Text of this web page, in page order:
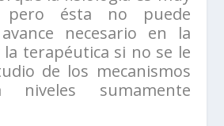
pero ésta no puede
necesario en la
terapéutica si no se le
de los mecanismos
niveles sumamente